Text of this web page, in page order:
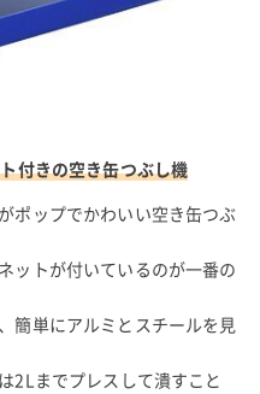
付きの空き缶つぶし機
ポップでかわいい空き缶つぶ
ットが付いているのが一番の
簡単にアルミとスチールを見
2Lまでプレスして潰すこと